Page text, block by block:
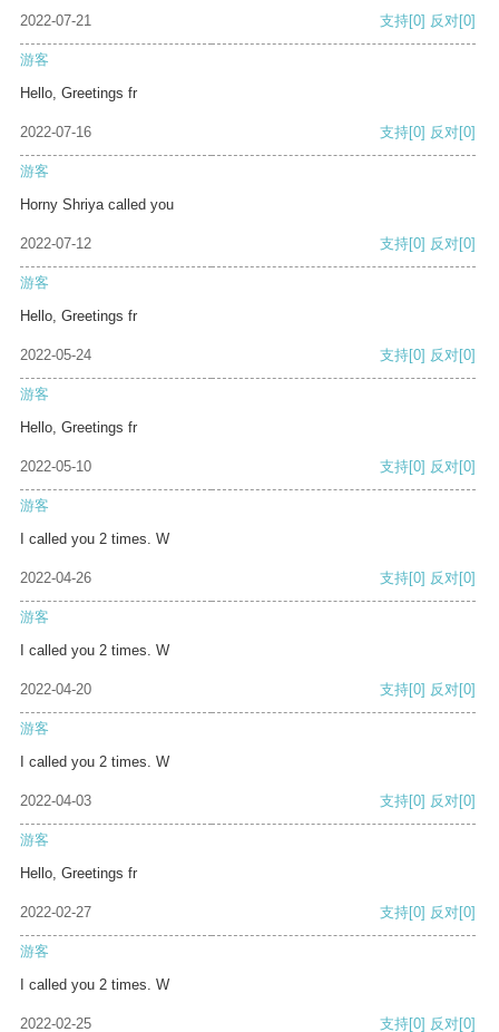
2022-07-21 支持[0] 反对[0]
游客
Hello, Greetings fr
2022-07-16 支持[0] 反对[0]
游客
Horny Shriya called you
2022-07-12 支持[0] 反对[0]
游客
Hello, Greetings fr
2022-05-24 支持[0] 反对[0]
游客
Hello, Greetings fr
2022-05-10 支持[0] 反对[0]
游客
I called you 2 times. W
2022-04-26 支持[0] 反对[0]
游客
I called you 2 times. W
2022-04-20 支持[0] 反对[0]
游客
I called you 2 times. W
2022-04-03 支持[0] 反对[0]
游客
Hello, Greetings fr
2022-02-27 支持[0] 反对[0]
游客
I called you 2 times. W
2022-02-25 支持[0] 反对[0]